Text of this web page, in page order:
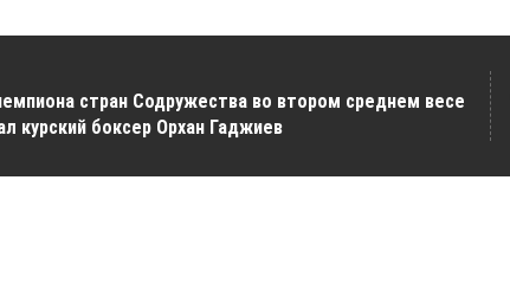
стран Содружества во втором среднем весе
курский боксер Орхан Гаджиев